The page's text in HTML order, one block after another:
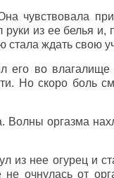
чувствовала
руки из ее белья
стала ждать свою
его во влагалище
Но скоро боль
Волны оргазма
из нее огурец и
очнулась от